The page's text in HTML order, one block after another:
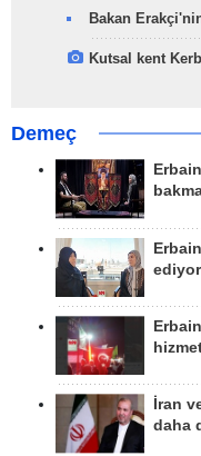
Bakan
Kutsal kent
Demeç
İran
daha